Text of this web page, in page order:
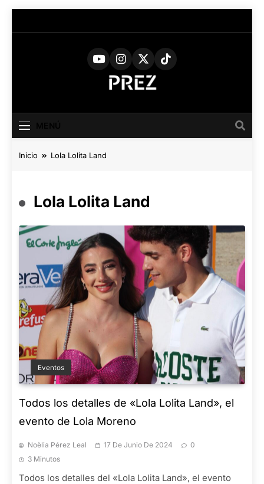
al
PREZ
MAGAZINE
Cultural
Inicio Lola Lolita Land
Lola Lolita Land
Eventos
Todos los detalles de «Lola Lolita Land», el
evento de Lola Moreno
Noèlia Pérez Leal 17 De Junio De 2024
0
3 Minutos
Todos los detalles del «Lola Lolita Land», el evento